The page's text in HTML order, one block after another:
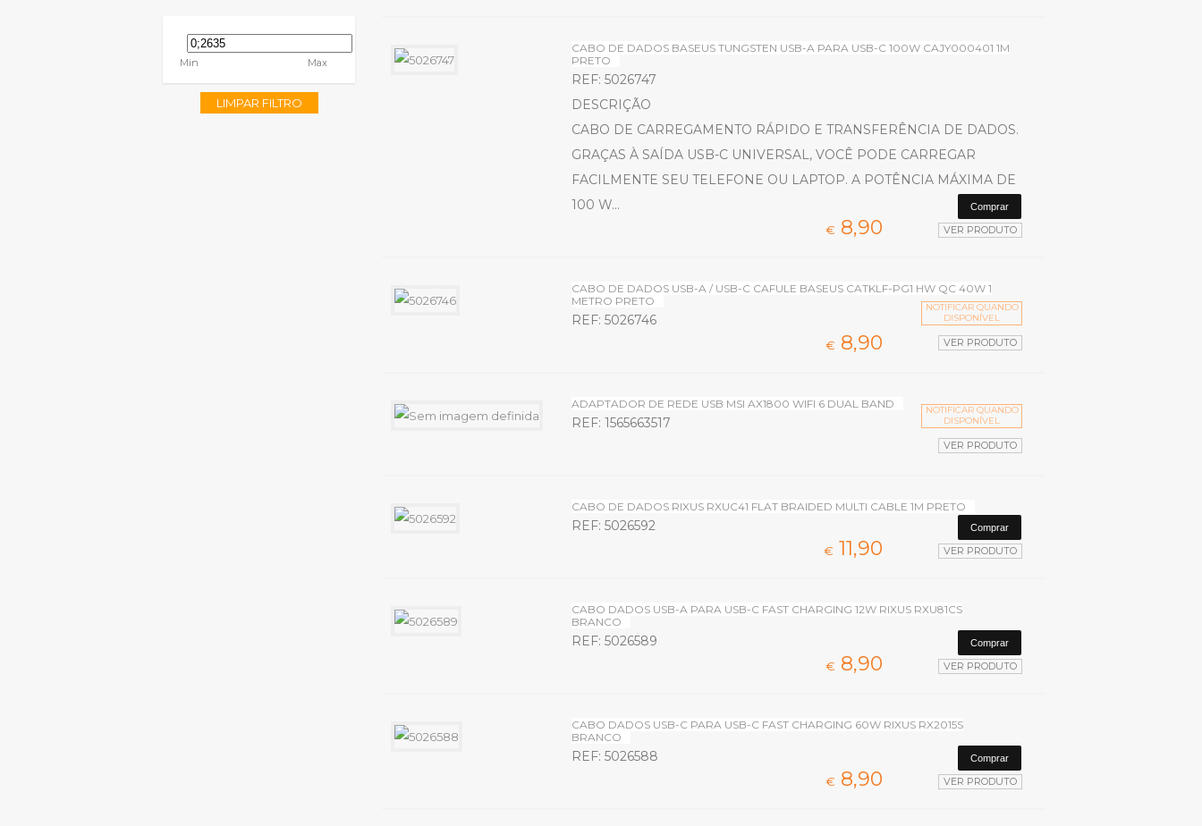
Min Max
LIMPAR FILTRO
CABO DE DADOS BASEUS TUNGSTEN USB-A PARA USB-C 100W CAJY000401 1M
PRETO
REF: 5026747
DESCRIÇÃO
CABO DE CARREGAMENTO RÁPIDO E TRANSFERÊNCIA DE DADOS.
GRAÇAS À SAÍDA USB-C UNIVERSAL, VOCÊ PODE CARREGAR
FACILMENTE SEU TELEFONE OU LAPTOP. A POTÊNCIA MÁXIMA DE
100 W...
€ 8,90 VER PRODUTO
CABO DE DADOS USB-A / USB-C CAFULE BASEUS CATKLF-PG1 HW QC 40W 1
METRO PRETO
REF: 5026746
€ 8,90
NOTIFICAR QUANDO
DISPONÍVEL
VER PRODUTO
ADAPTADOR DE REDE USB MSI AX1800 WIFI 6 DUAL BAND
REF: 1565663517
NOTIFICAR QUANDO
DISPONÍVEL
VER PRODUTO
CABO DE DADOS RIXUS RXUC41 FLAT BRAIDED MULTI CABLE 1M PRETO
REF: 5026592
€ 11,90 VER PRODUTO
CABO DADOS USB-A PARA USB-C FAST CHARGING 12W RIXUS RXU81CS
BRANCO
REF: 5026589
€ 8,90 VER PRODUTO
CABO DADOS USB-C PARA USB-C FAST CHARGING 60W RIXUS RX2015S
BRANCO
REF: 5026588
€ 8,90 VER PRODUTO